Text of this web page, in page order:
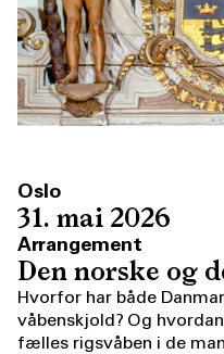
Oslo
31. mai 2026
Arrangement
Den norske og
Hvorfor har både
våbenskjold? Og
fælles rigsvåben i de